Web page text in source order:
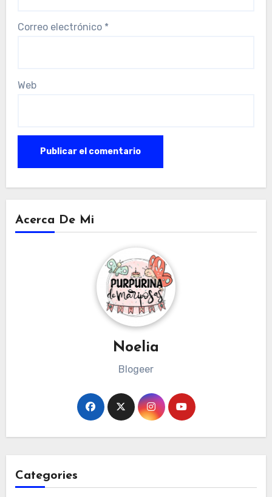
Correo electrónico *
Web
Acerca De Mi
Noelia
Blogeer
Categories